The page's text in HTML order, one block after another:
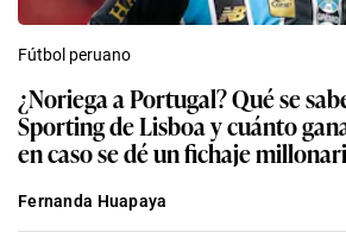
Fútbol peruano
¿Noriega a Portugal? Qué se
Sporting de Lisboa y cuánto
en caso se dé un fichaje
Fernanda Huapaya